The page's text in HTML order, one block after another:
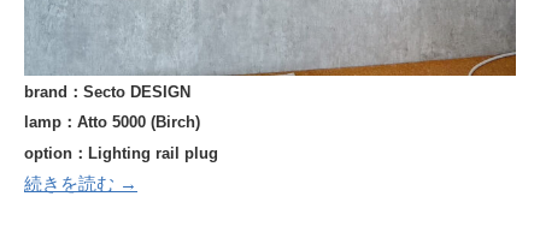
brand：Secto DESIGN
lamp：Atto 5000 (Birch)
option： Lighting rail plug
続きを読む →